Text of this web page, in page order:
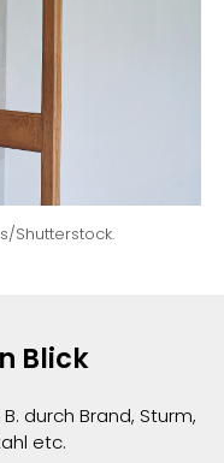
Shutterstock.
Blick
durch Brand, Sturm,
etc.